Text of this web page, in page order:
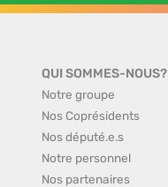
QUI SOMMES-NOUS?
Notre groupe
Nos Coprésidents
Nos député.e.s
Notre personnel
Nos partenaires